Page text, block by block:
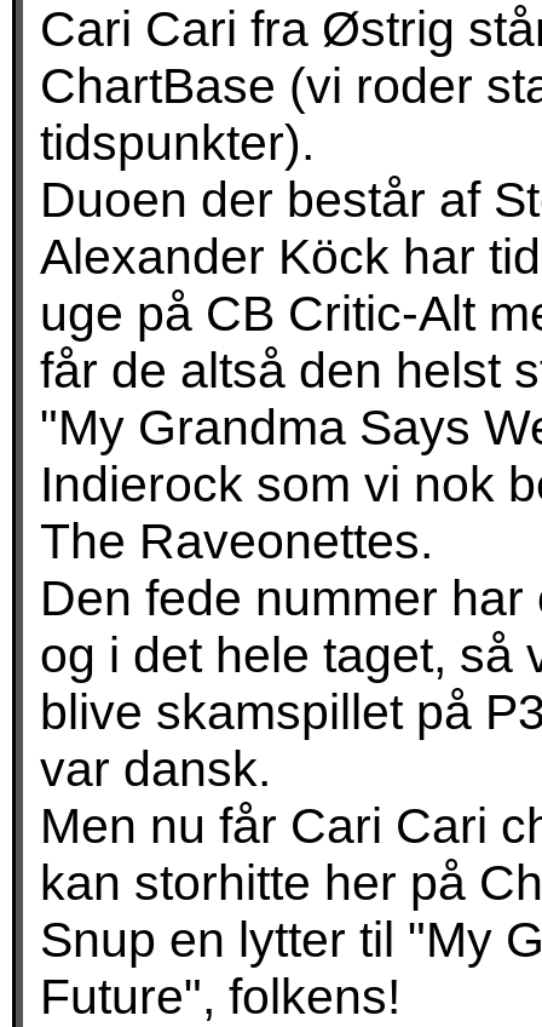
Cari Cari fra Østrig
ChartBase (vi roder
tidspunkter).
Duoen der består af
Alexander Köck har
uge på CB Critic-Alt
får de altså den helst
"My Grandma Says
Indierock som vi nok
The Raveonettes.
Den fede nummer
og i det hele taget, så
blive skamspillet på
var dansk.
Men nu får Cari Cari
kan storhitte her på
Snup en lytter til "My
Future", folkens!